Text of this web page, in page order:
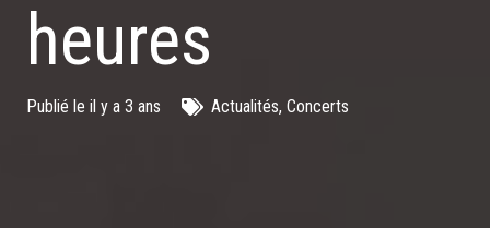
heures
Publié le il y a 3 ans Actualités, Concerts